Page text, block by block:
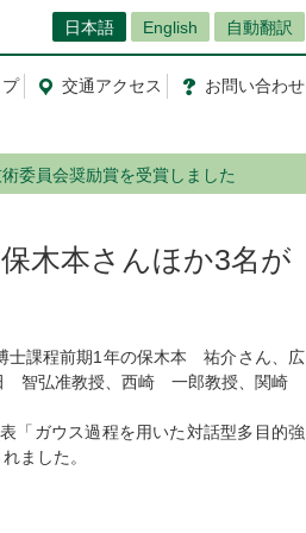
日本語 English 自動翻訳
交通アクセス お問い合わせ
委員会奨励賞を受賞しました
木本さんほか3名が
課程前期1年の保木本 祐介さん、広
智弘准教授、西崎 一郎教授、関崎
「ガウス過程を用いた対話型多目的強
ました。